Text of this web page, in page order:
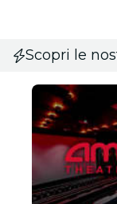
Scopri le